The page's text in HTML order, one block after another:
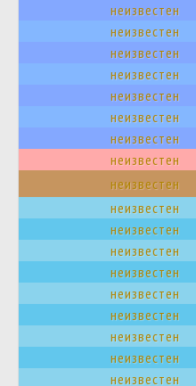
неизвестен
неизвестен
неизвестен
неизвестен
неизвестен
неизвестен
неизвестен
неизвестен
неизвестен
неизвестен
неизвестен
неизвестен
неизвестен
неизвестен
неизвестен
неизвестен
неизвестен
неизвестен